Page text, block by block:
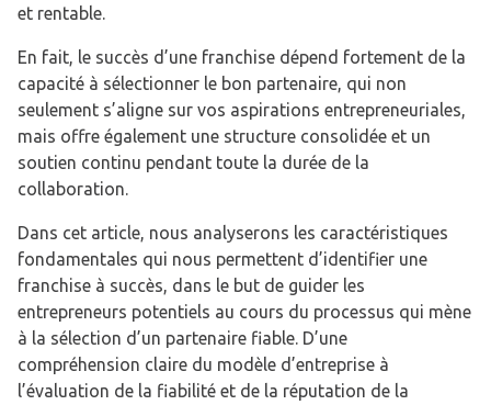
et rentable.
En fait, le succès d’une franchise dépend fortement de la
capacité à sélectionner le bon partenaire, qui non
seulement s’aligne sur vos aspirations entrepreneuriales,
mais offre également une structure consolidée et un
soutien continu pendant toute la durée de la
collaboration.
Dans cet article, nous analyserons les caractéristiques
fondamentales qui nous permettent d’identifier une
franchise à succès, dans le but de guider les
entrepreneurs potentiels au cours du processus qui mène
à la sélection d’un partenaire fiable. D’une
compréhension claire du modèle d’entreprise à
l’évaluation de la fiabilité et de la réputation de la